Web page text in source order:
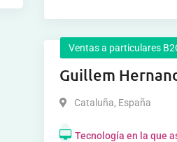
Ventas a particulares
Guillem
Cataluña, España
Tecnología en la que